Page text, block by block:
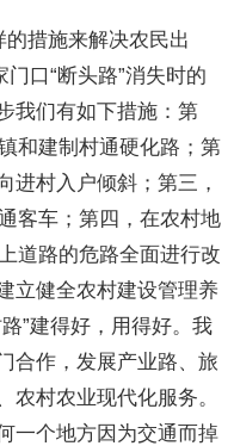
措施来解决农民出
口“断头路”消失时的
我们有如下措施：第
和建制村通硬化路；第
进村入户倾斜；第三，
客车；第四，在农村地
道路的危路全面进行改
立健全农村建设管理养
”建得好，用得好。我
合作，发展产业路、旅
农村农业现代化服务。
一个地方因为交通而掉